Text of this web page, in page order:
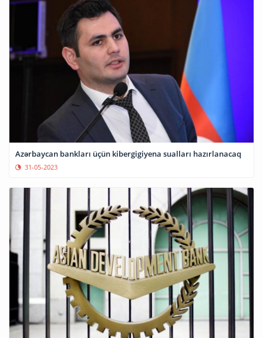
Azərbaycan bankları üçün kibergigiyena sualları hazırlanacaq
31-05-2023